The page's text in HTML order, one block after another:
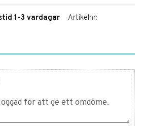
1-3 vardagar
Artikelnr